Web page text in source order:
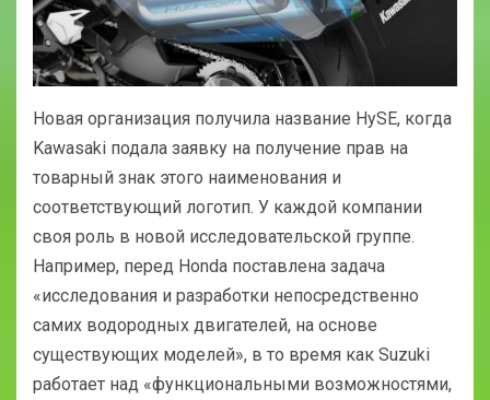
Новая организация получила название HySE, когда
Kawasaki подала заявку на получение прав на
товарный знак этого наименования и
соответствующий логотип. У каждой компании
своя роль в новой исследовательской группе.
Например, перед Honda поставлена ​​задача
«исследования и разработки непосредственно
самих водородных двигателей, на основе
существующих моделей», в то время как Suzuki
работает над «функциональными возможностями,